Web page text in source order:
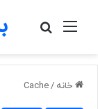
منو
جستجو
خانه /
Cache